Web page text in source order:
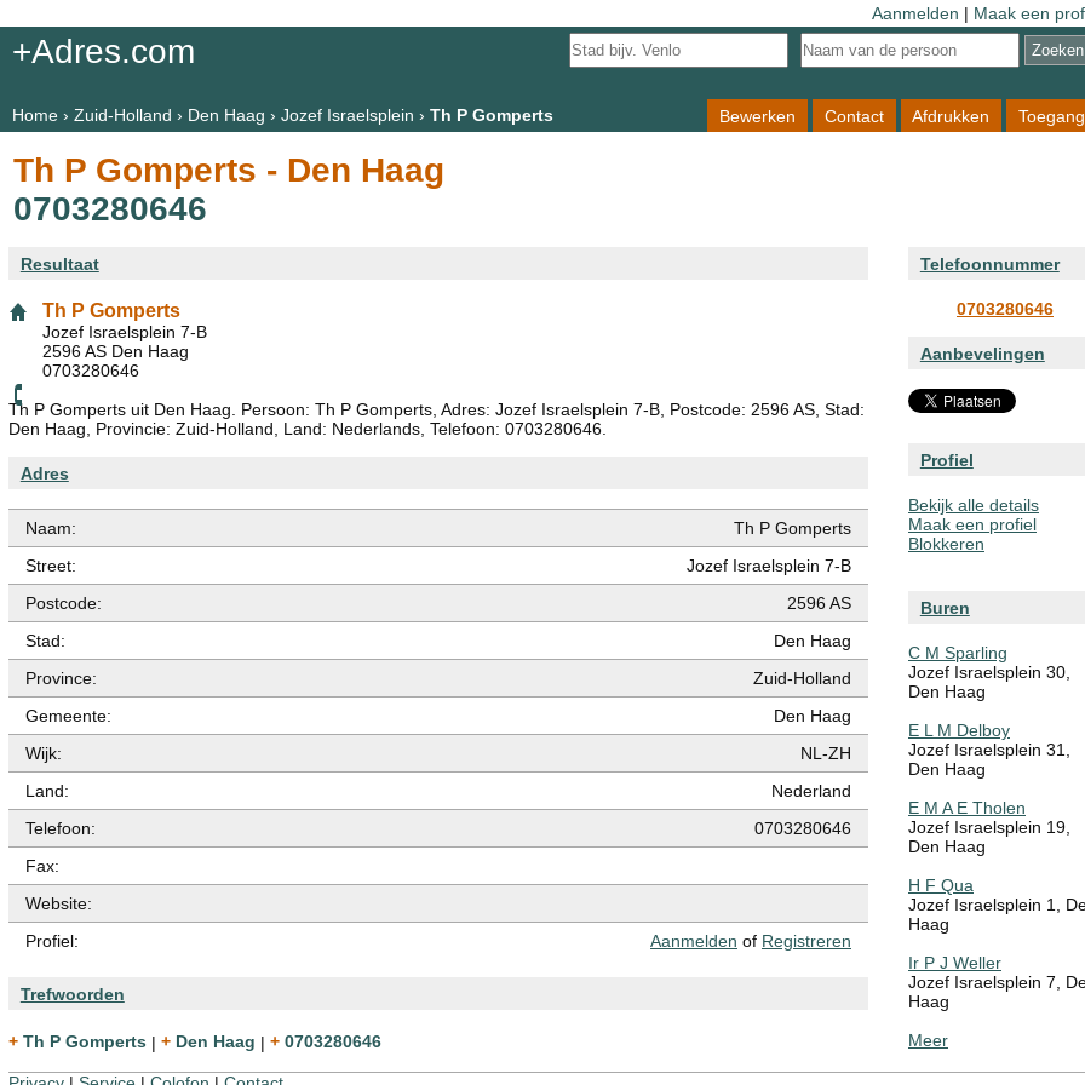
Aanmelden | Maak een
+Adres.com
Home› Zuid-Holland › Den Haag › Jozef Israelsplein › Th P Gomperts Bewerken Contact Afdrukken Toegang
Th P Gomperts - Den Haag
0703280646
Resultaat
Th P Gomperts
Jozef Israelsplein 7-B
2596 AS Den Haag
0703280646
Th P Gomperts uit Den Haag. Persoon: Th P Gomperts, Adres: Jozef Israelsplein 7-B, Postcode: 2596 AS, Stad:
Den Haag, Provincie: Zuid-Holland, Land: Nederlands, Telefoon: 0703280646.
Adres
Naam:
Th P Gomperts
Street:
Jozef Israelsplein 7-B
Postcode:
2596 AS
Stad:
Den Haag
Province:
Zuid-Holland
Gemeente:
Den Haag
Wijk:
NL-ZH
Land:
Nederland
Telefoon:
0703280646
Fax:
Website:
Profiel:
Aanmelden of Registreren
Trefwoorden
+ Th P Gomperts | + Den Haag | + 0703280646
Telefoonnummer
0703280646
Aanbevelingen
Profiel
Bekijk alle details
Maak een profiel
Blokkeren
Buren
C M Sparling
Jozef Israelsplein 30,
Den Haag
E L M Delboy
Jozef Israelsplein 31,
Den Haag
E M A E Tholen
Jozef Israelsplein 19,
Den Haag
H F Qua
Jozef Israelsplein 1,
Haag
Ir P J Weller
Jozef Israelsplein 7,
Haag
Meer